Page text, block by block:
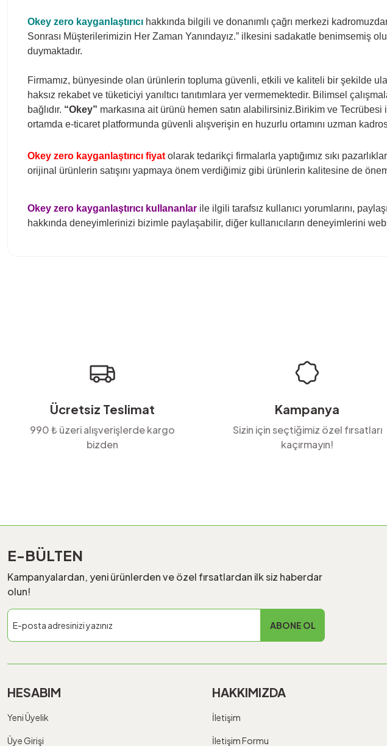
Okey zero kayganlaştırıcı hakkında bilgili ve donanımlı çağrı merkezi
Sonrası Müşterilerimizin Her Zaman Yanındayız.” ilkesini sadakatle benimsemiş
duymaktadır.
Firmamız, bünyesinde olan ürünlerin topluma güvenli, etkili ve kaliteli bir şekilde
haksız rekabet ve tüketiciyi yanıltıcı tanıtımlara yer vermemektedir. Bilimsel
bağlıdır. “Okey” markasına ait ürünü hemen satın alabilirsiniz.Birikim ve
ortamda e-ticaret platformunda güvenli alışverişin en huzurlu ortamını uzman
Okey zero kayganlaştırıcı fiyat olarak tedarikçi firmalarla yaptığımız sıkı
orijinal ürünlerin satışını yapmaya önem verdiğimiz gibi ürünlerin kalitesine de
Okey zero kayganlaştırıcı kullananlar ile ilgili tarafsız kullanıcı yorumlarını,
hakkında deneyimlerinizi bizimle paylaşabilir, diğer kullanıcıların deneyimlerini
Bu ürüne benzer farklı alternatifler olmalı.
Ücretsiz Teslimat
990 ₺ üzeri alışverişlerde kargo
bizden
Kampanya
Sizin için seçtiğimiz özel fırsatları
kaçırmayın!
E-BÜLTEN
Kampanyalardan, yeni ürünlerden ve özel fırsatlardan ilk siz haberdar
olun!
ABONE OL
HESABIM
Yeni Üyelik
Üye Girişi
HAKKIMIZDA
İletişim
İletişim Formu